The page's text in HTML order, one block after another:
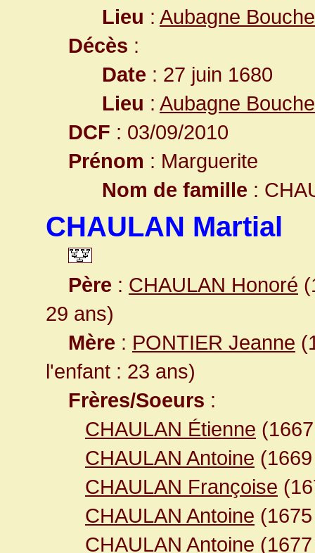
Lieu : Aubagne
Décès :
Date : 27 juin 1680
Lieu : Aubagne
DCF : 03/09/2010
Prénom : Marguerite
Nom de famille :
CHAULAN Martial
Père : CHAULAN Honoré
29 ans)
Mère : PONTIER Jeanne
l'enfant : 23 ans)
Frères/Soeurs :
CHAULAN Étienne
CHAULAN Antoine
CHAULAN Françoise
CHAULAN Antoine
CHAULAN Antoine